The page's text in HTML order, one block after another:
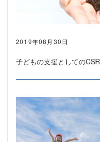
2019年08月30日
子どもの支援としてのCSR